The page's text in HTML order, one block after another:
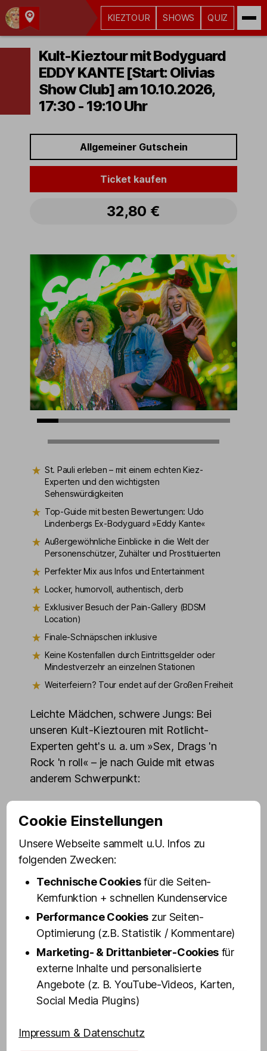
Kult-
Kieztouren
Hamburg
KIEZTOUR SHOWS QUIZ
Kult-Kieztour mit Bodyguard
EDDY KANTE [Start: Olivias
Show Club] am 10.10.2026,
17:30 - 19:10 Uhr
Allgemeiner Gutschein
Ticket kaufen
32,80 €
St. Pauli erleben – mit einem echten Kiez-
Experten und den wichtigsten
Sehenswürdigkeiten
Top-Guide mit besten Bewertungen: Udo
Lindenbergs Ex-Bodyguard »Eddy Kante«
Außergewöhnliche Einblicke in die Welt der
Personenschützer, Zuhälter und Prostituierten
Perfekter Mix aus Infos und Entertainment
Locker, humorvoll, authentisch, derb
Exklusiver Besuch der Pain-Gallery (BDSM
Location)
Finale-Schnäpschen inklusive
Keine Kostenfallen durch Eintrittsgelder oder
Mindestverzehr an einzelnen Stationen
Weiterfeiern? Tour endet auf der Großen Freiheit
Leichte Mädchen, schwere Jungs: Bei
unseren Kult-Kieztouren mit Rotlicht-
Experten geht's u. a. um »Sex, Drags 'n
Rock 'n roll« – je nach Guide mit etwas
anderem Schwerpunkt:
Bodyguard von Udo Lindenberg bekannt.
Mit dem berühmten Panik-Rocker machte
der gebürtige Hagener jahrzehntelang
nicht nur St. Pauli ›unsicher‹ – er war als
Mitglied eines berüchtigten Motorrad-
Clubs in jüngeren Jahren auch bundesweit
im Milieu ›aktiv‹.
Erfahrt aus erster Hand u. a., wie und
warum Eddy das erste Mal auf St. Pauli
gestrandet ist, was es mit Udo
Lindenbergs Stern vor dem Café Keese auf
sich hat, wo der Kult-Bodyguard das erste
sein geheimes »Nachtbüro« hatte, wie
Cookie Einstellungen
Unsere Webseite sammelt u.U. Infos zu
folgenden Zwecken:
Technische Cookiesfür die Seiten-
Kernfunktion + schnellen Kundenservice
Performance Cookies zur Seiten-
Optimierung (z.B. Statistik / Kommentare)
Marketing- & Drittanbieter-Cookies für
externe Inhalte und personalisierte
Angebote (z. B. YouTube-Videos, Karten,
Social Media Plugins)
Impressum & Datenschutz